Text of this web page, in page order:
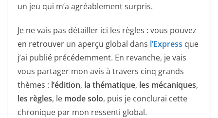
un jeu qui m’a agréablement surpris.
Je ne vais pas détailler ici les règles : vous pouvez
en retrouver un aperçu global dans l’Express que
j’ai publié précédemment. En revanche, je vais
vous partager mon avis à travers cinq grands
thèmes : l’édition, la thématique, les mécaniques,
les règles, le mode solo, puis je conclurai cette
chronique par mon ressenti global.